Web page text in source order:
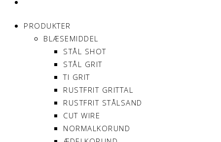
PRODUKTER
BLÆSEMIDDEL
STÅL SHOT
STÅL GRIT
TI GRIT
RUSTFRIT GRITTAL
RUSTFRIT STÅLSAND
CUT WIRE
NORMALKORUND